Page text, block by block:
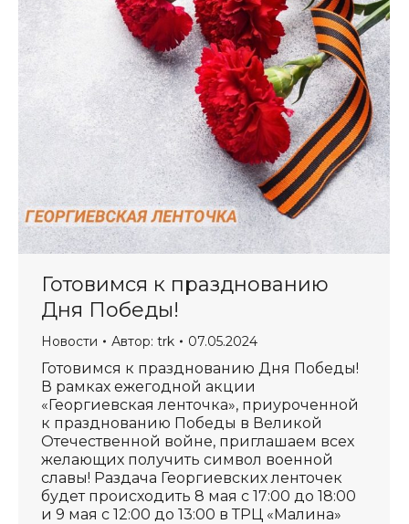
Готовимся к празднованию
Дня Победы!
Новости Автор: trk 07.05.2024
Готовимся к празднованию Дня Победы!
В рамках ежегодной акции
«Георгиевская ленточка», приуроченной
к празднованию Победы в Великой
Отечественной войне, приглашаем всех
желающих получить символ военной
славы! Раздача Георгиевских ленточек
будет происходить 8 мая с 17:00 до 18:00
и 9 мая с 12:00 до 13:00 в ТРЦ «Малина»